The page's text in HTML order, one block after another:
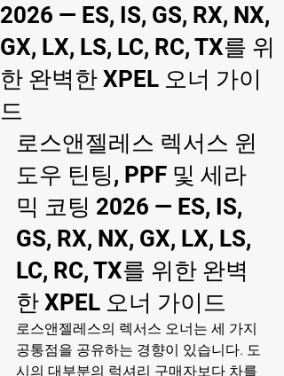
2026 — ES, IS, GS, RX, NX,
GX, LX, LS, LC, RC, TX를 위
한 완벽한 XPEL 오너 가이
드
로스앤젤레스 렉서스 윈
도우 틴팅, PPF 및 세라
믹 코팅 2026 — ES, IS,
GS, RX, NX, GX, LX, LS,
LC, RC, TX를 위한 완벽
한 XPEL 오너 가이드
로스앤젤레스의 렉서스 오너는 세 가지
공통점을 공유하는 경향이 있습니다. 도
시의 대부분의 럭셔리 구매자보다 차를